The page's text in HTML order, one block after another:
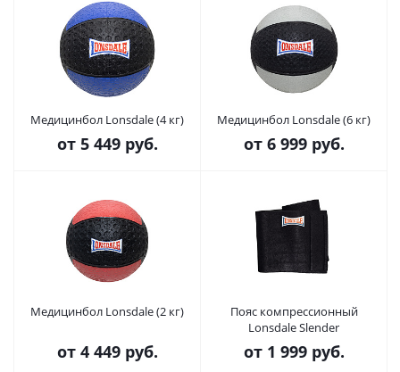
Медицинбол Lonsdale (4 кг)
от 5 449 руб.
Медицинбол Lonsdale (6 кг)
от 6 999 руб.
Медицинбол Lonsdale (2 кг)
от 4 449 руб.
Пояс компрессионный
Lonsdale Slender
от 1 999 руб.